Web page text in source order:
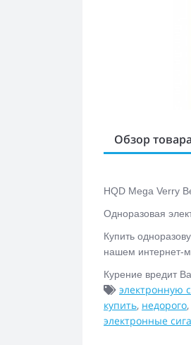
Обзор товара
HQD Mega Verry
Одноразовая
Купить
нашем интернет-
Курение вредит
электронную
купить, недорого,
электронные